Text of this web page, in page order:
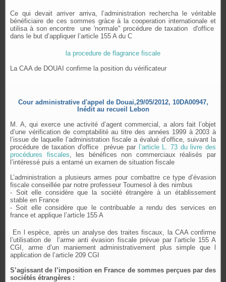
Ce qui devait arriver arriva, l’administration rechercha le véritable
bénéficiaire de ces sommes gràce à la cooperation internationale et
utilisa à son encontre
une 'normale"procédure de taxation d'office
dans le but d’appliquer l’article 155 A du C
la procedure de flagrance fiscale
La CAA de DOUAI confirme la position du vérificateur
Cour administrative d'appel de Douai,29/05/2012, 10DA00947,
Inédit au recueil Lebon
M. A, qui exerce une activité d’agent commercial, a alors fait l’objet
d’une vérification de comptabilité au titre des années 1999 à 2003 à
l’issue de laquelle l’administration fiscale a évalué d’office, suivant la
procédure de taxation d'office prévue par l’article L. 73 du livre des
procédures fiscales, les bénéfices non commerciaux réalisés par
l’intéressé puis a entamé un examen de situation fiscale
L’administration a plusieurs armes pour combattre ce type d’évasion
fiscale conseillée par notre professeur Tournesol à des nimbus
- Soit elle considère que la société étrangère à un établissement
stable en France
- Soit elle considère que le contribuable a rendu des services en
france et applique l’article 155 A
En l espèce, après un analyse des traites fiscaux, la CAA confirme
l’utilisation de
l’arme anti évasion fiscale prévue par l’article 155 A
CGI, arme d’un maniement administrativement plus simple que l
application de l’article 209 CGI
S’agissant de l’imposition en France de sommes perçues par des
sociétés étrangères :